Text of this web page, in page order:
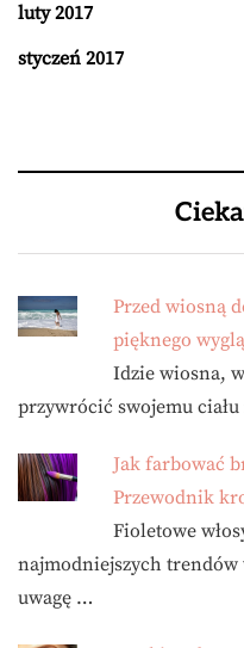
luty 2017
styczeń 2017
Przed wiosną
pięknego
Idzie wiosna,
przywrócić swojemu
Jak farbować
Przewodnik
Fioletowe
najmodniejszych
uwagę …